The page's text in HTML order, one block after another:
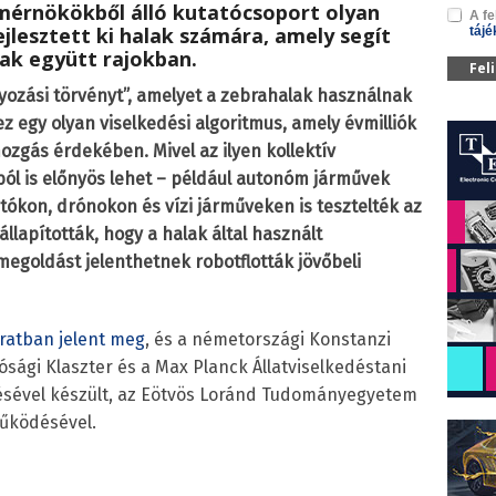
álló kutatócsoport olyan
ki halak számára, amely segít
együtt rajokban.
törvényt”, amelyet a zebrahalak használnak
egy olyan viselkedési algoritmus, amely évmilliók
érdekében. Mivel az ilyen kollektív
is előnyös lehet – például autonóm járművek
drónokon és vízi járműveken is tesztelték az
hogy a halak által használt
jelenthetnek robotflották jövőbeli
jelent meg, és a németországi Konstanzi
Klaszter és a Max Planck Állatviselkedéstani
készült, az Eötvös Loránd Tudományegyetem
A